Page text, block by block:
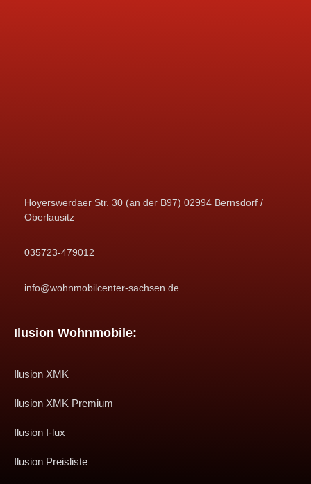
Hoyerswerdaer Str. 30 (an der B97) 02994 Bernsdorf /
Oberlausitz
035723-479012
info@wohnmobilcenter-sachsen.de
Ilusion Wohnmobile:
Ilusion XMK
Ilusion XMK Premium
Ilusion I-lux
Ilusion Preisliste